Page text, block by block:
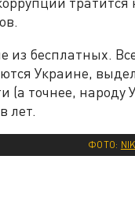
из бесплатных.
Украине,
(а точнее, народу
лет.
ФОТО: